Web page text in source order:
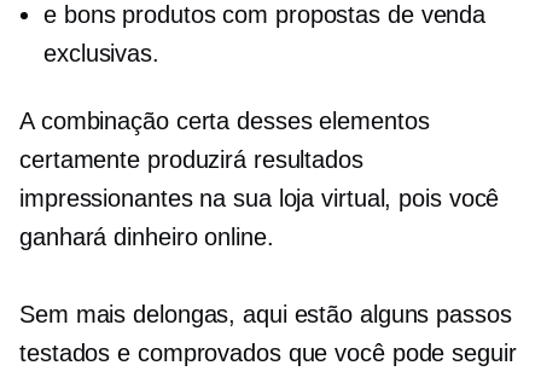
e bons produtos com propostas de venda
exclusivas.
A combinação certa desses elementos
certamente produzirá resultados
impressionantes na sua loja virtual, pois você
ganhará dinheiro online.
Sem mais delongas, aqui estão alguns passos
testados e comprovados que você pode seguir